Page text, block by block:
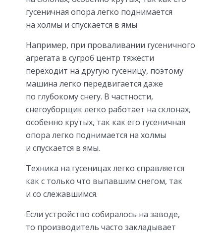
гусеничная опора легко поднимается
на холмы и спускается в ямы
Например, при проваливании гусеничного
агрегата в сугроб центр тяжести
переходит на другую гусеницу, поэтому
машина легко передвигается даже
по глубокому снегу. В частности,
снегоуборщик легко работает на склонах,
особенно крутых, так как его гусеничная
опора легко поднимается на холмы
и спускается в ямы.
Техника на гусеницах легко справляется
как с только что выпавшим снегом, так
и со слежавшимся.
Если устройство собиралось на заводе,
то производитель часто закладывает